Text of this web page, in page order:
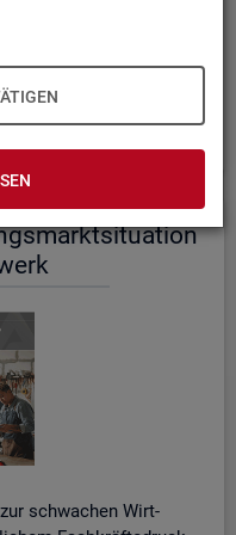
(PDF, 2MB)be­reit.
schwa­chen Wirt­